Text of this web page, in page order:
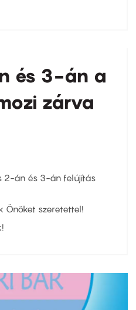
és 3-án a
zárva
2-án és 3-án felújítás
Önöket szeretettel!